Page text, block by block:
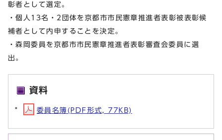
彰者として選定。
・個人13名・2団体を京都市市民憲章推進者表彰被表彰候
補者として内申することを決定。
・森岡委員を京都市市民憲章推進者表彰審査会委員に選
出。
資料
委員名簿(PDF形式, 77KB)